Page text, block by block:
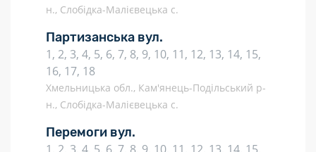
н., Слобідка-Малієвецька с.
Партизанська вул.
1, 2, 3, 4, 5, 6, 7, 8, 9, 10, 11, 12, 13, 14, 15,
16, 17, 18
Хмельницька обл., Кам'янець-Подільський р-
н., Слобідка-Малієвецька с.
Перемоги вул.